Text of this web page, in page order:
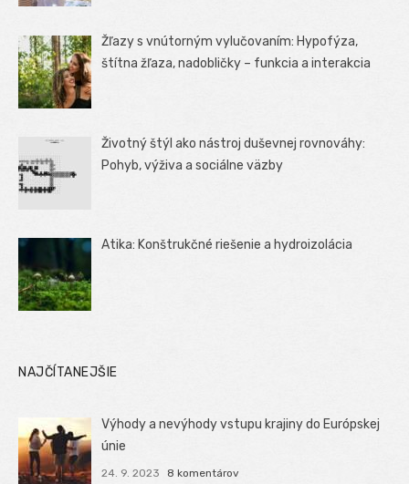
Žľazy s vnútorným vylučovaním: Hypofýza,
štítna žľaza, nadobličky – funkcia a interakcia
Životný štýl ako nástroj duševnej rovnováhy:
Pohyb, výživa a sociálne väzby
Atika: Konštrukčné riešenie a hydroizolácia
NAJČÍTANEJŠIE
Výhody a nevýhody vstupu krajiny do Európskej
únie
24. 9. 2023 8 komentárov